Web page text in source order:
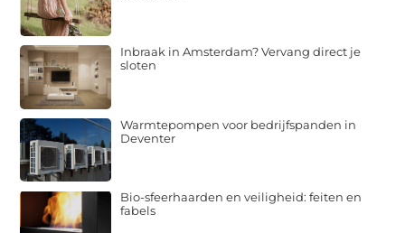
Inbraak in Amsterdam? Vervang direct je
sloten
Warmtepompen voor bedrijfspanden in
Deventer
Bio-sfeerhaarden en veiligheid: feiten en
fabels